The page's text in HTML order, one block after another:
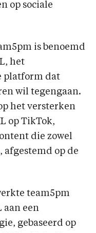
op sociale
is benoemd
het
platform dat
wil tegengaan.
het versterken
op TikTok,
die zowel
afgestemd op de
team5pm
aan een
gebaseerd op